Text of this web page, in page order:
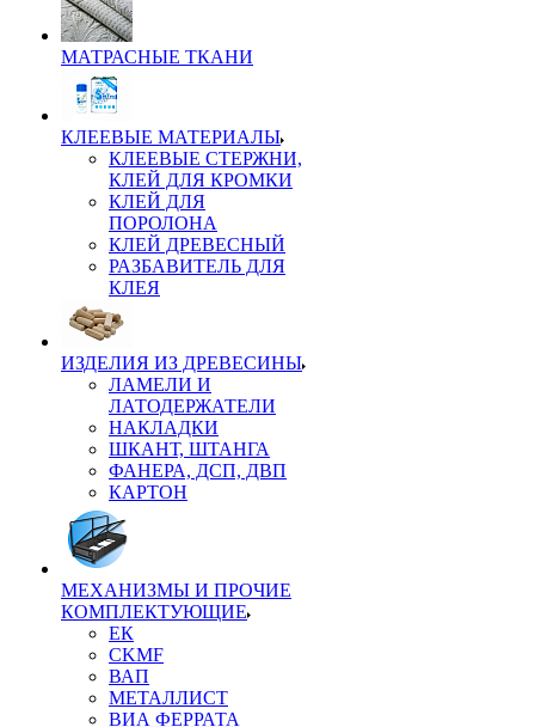
МАТРАСНЫЕ ТКАНИ
КЛЕЕВЫЕ МАТЕРИАЛЫ
КЛЕЕВЫЕ СТЕРЖНИ,
КЛЕЙ ДЛЯ КРОМКИ
КЛЕЙ ДЛЯ
ПОРОЛОНА
КЛЕЙ ДРЕВЕСНЫЙ
РАЗБАВИТЕЛЬ ДЛЯ
КЛЕЯ
ИЗДЕЛИЯ ИЗ ДРЕВЕСИНЫ
ЛАМЕЛИ И
ЛАТОДЕРЖАТЕЛИ
НАКЛАДКИ
ШКАНТ, ШТАНГА
ФАНЕРА, ДСП, ДВП
КАРТОН
МЕХАНИЗМЫ И ПРОЧИЕ
КОМПЛЕКТУЮЩИЕ
ЕК
CKMF
ВАП
МЕТАЛЛИСТ
ВИА ФЕРРАТА